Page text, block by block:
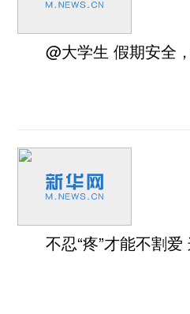
@大学生 假期安全
不忍“疼”才能不割爱